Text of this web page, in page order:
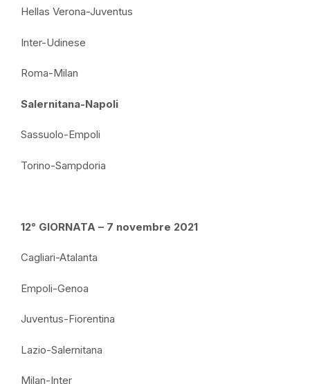
Hellas Verona-Juventus
Inter-Udinese
Roma-Milan
Salernitana-Napoli
Sassuolo-Empoli
Torino-Sampdoria
12° GIORNATA – 7 novembre 2021
Cagliari-Atalanta
Empoli-Genoa
Juventus-Fiorentina
Lazio-Salernitana
Milan-Inter